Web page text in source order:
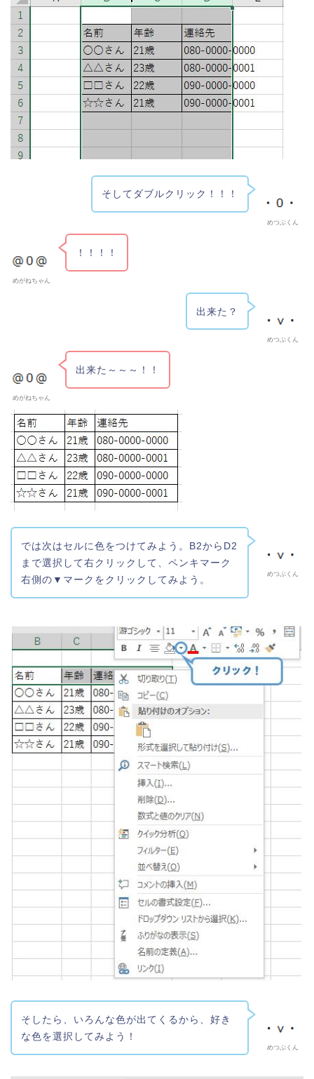
めつぶくん
そしてダブルクリック！！！
めがねちゃん
！！！！
めつぶくん
出来た？
めがねちゃん
出来た～～～！！
めつぶくん
では次はセルに色をつけてみよう。B2からD2
まで選択して右クリックして、ペンキマーク
右側の▼マークをクリックしてみよう。
めつぶくん
そしたら、いろんな色が出てくるから、好き
な色を選択してみよう！